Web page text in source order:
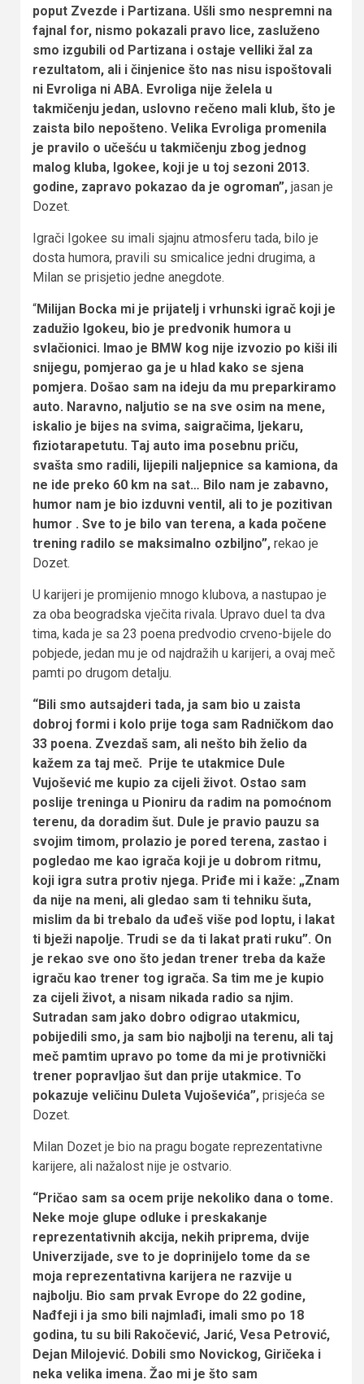
poput Zvezde i Partizana. Ušli smo nespremni na
fajnal for, nismo pokazali pravo lice, zasluženo
smo izgubili od Partizana i ostaje velliki žal za
rezultatom, ali i činjenice što nas nisu ispoštovali
ni Evroliga ni ABA. Evroliga nije želela u
takmičenju jedan, uslovno rečeno mali klub, što je
zaista bilo nepošteno. Velika Evroliga promenila
je pravilo o učešću u takmičenju zbog jednog
malog kluba, Igokee, koji je u toj sezoni 2013.
godine, zapravo pokazao da je ogroman”, jasan je
Dozet.
Igrači Igokee su imali sjajnu atmosferu tada, bilo je
dosta humora, pravili su smicalice jedni drugima, a
Milan se prisjetio jedne anegdote.
“Milijan Bocka mi je prijatelj i vrhunski igrač koji je
zadužio Igokeu, bio je predvonik humora u
svlačionici. Imao je BMW kog nije izvozio po kiši ili
snijegu, pomjerao ga je u hlad kako se sjena
pomjera. Došao sam na ideju da mu preparkiramo
auto. Naravno, naljutio se na sve osim na mene,
iskalio je bijes na svima, saigračima, ljekaru,
fiziotarapetutu. Taj auto ima posebnu priču,
svašta smo radili, lijepili naljepnice sa kamiona, da
ne ide preko 60 km na sat… Bilo nam je zabavno,
humor nam je bio izduvni ventil, ali to je pozitivan
humor . Sve to je bilo van terena, a kada počene
trening radilo se maksimalno ozbiljno”, rekao je
Dozet.
U karijeri je promijenio mnogo klubova, a nastupao je
za oba beogradska vječita rivala. Upravo duel ta dva
tima, kada je sa 23 poena predvodio crveno-bijele do
pobjede, jedan mu je od najdražih u karijeri, a ovaj meč
pamti po drugom detalju.
“Bili smo autsajderi tada, ja sam bio u zaista
dobroj formi i kolo prije toga sam Radničkom dao
33 poena. Zvezdaš sam, ali nešto bih želio da
kažem za taj meč. Prije te utakmice Dule
Vujošević me kupio za cijeli život. Ostao sam
poslije treninga u Pioniru da radim na pomoćnom
terenu, da doradim šut. Dule je pravio pauzu sa
svojim timom, prolazio je pored terena, zastao i
pogledao me kao igrača koji je u dobrom ritmu,
koji igra sutra protiv njega. Priđe mi i kaže: „Znam
da nije na meni, ali gledao sam ti tehniku šuta,
mislim da bi trebalo da uđeš više pod loptu, i lakat
ti bježi napolje. Trudi se da ti lakat prati ruku”. On
je rekao sve ono što jedan trener treba da kaže
igraču kao trener tog igrača. Sa tim me je kupio
za cijeli život, a nisam nikada radio sa njim.
Sutradan sam jako dobro odigrao utakmicu,
pobijedili smo, ja sam bio najbolji na terenu, ali taj
meč pamtim upravo po tome da mi je protivnički
trener popravljao šut dan prije utakmice. To
pokazuje veličinu Duleta Vujoševića”, prisjeća se
Dozet.
Milan Dozet je bio na pragu bogate reprezentativne
karijere, ali nažalost nije je ostvario.
“Pričao sam sa ocem prije nekoliko dana o tome.
Neke moje glupe odluke i preskakanje
reprezentativnih akcija, nekih priprema, dvije
Univerzijade, sve to je doprinijelo tome da se
moja reprezentativna karijera ne razvije u
najbolju. Bio sam prvak Evrope do 22 godine,
Nađfeji i ja smo bili najmlađi, imali smo po 18
godina, tu su bili Rakočević, Jarić, Vesa Petrović,
Dejan Milojević. Dobili smo Novickog, Giričeka i
neka velika imena. Žao mi je što sam